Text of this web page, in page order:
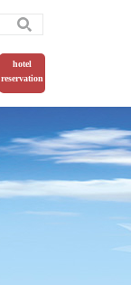
hotel
reservation